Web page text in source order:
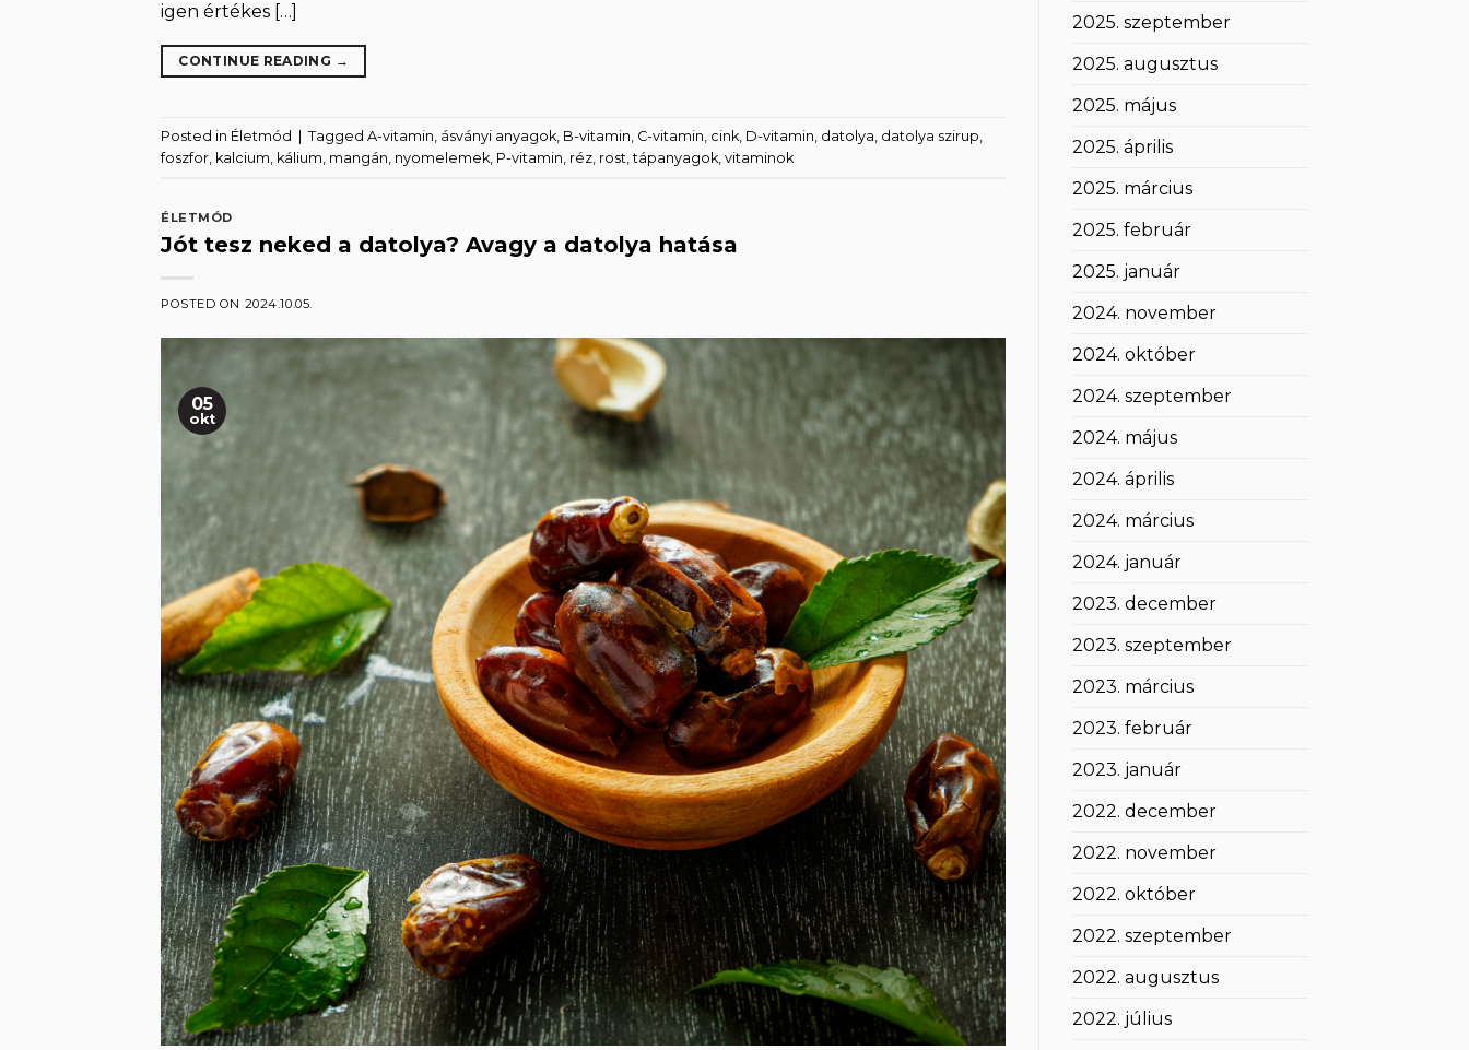
igen értékes […]
CONTINUE READING →
Posted in Életmód Tagged A-vitamin ásványi anyagok B-vitamin C-vitamin cink D-vitamin datolya datolya szirup
foszfor kalcium kálium mangán nyomelemek P-vitamin réz rost ,tápanyagok vitaminok
ÉLETMÓD
Jót tesz neked a datolya? Avagy a datolya hatása
POSTED ON 2024.10.05.
05
okt
2025. szeptember
2025. augusztus
2025. május
2025. április
2025. március
2025. február
2025. január
2024. november
2024. október
2024. szeptember
2024. május
2024. április
2024. március
2024. január
2023. december
2023. szeptember
2023. március
2023. február
2023. január
2022. december
2022. november
2022. október
2022. szeptember
2022. augusztus
2022. július